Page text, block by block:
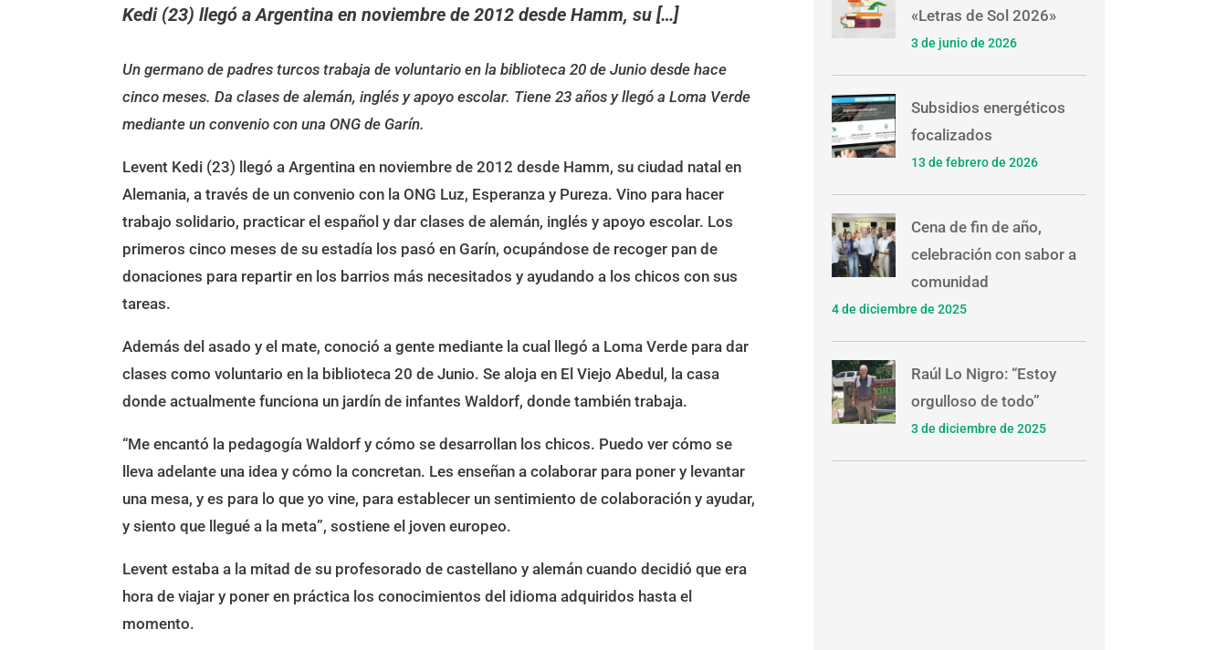
Kedi (23) llegó a Argentina en noviembre de 2012 desde Hamm, su […]
Un germano de padres turcos trabaja de voluntario en la biblioteca 20 de Junio desde hace
cinco meses. Da clases de alemán, inglés y apoyo escolar. Tiene 23 años y llegó a Loma Verde
mediante un convenio con una ONG de Garín.
Levent Kedi (23) llegó a Argentina en noviembre de 2012 desde Hamm, su ciudad natal en
Alemania, a través de un convenio con la ONG Luz, Esperanza y Pureza. Vino para hacer
trabajo solidario, practicar el español y dar clases de alemán, inglés y apoyo escolar. Los
primeros cinco meses de su estadía los pasó en Garín, ocupándose de recoger pan de
donaciones para repartir en los barrios más necesitados y ayudando a los chicos con sus
tareas.
Además del asado y el mate, conoció a gente mediante la cual llegó a Loma Verde para dar
clases como voluntario en la biblioteca 20 de Junio. Se aloja en El Viejo Abedul, la casa
donde actualmente funciona un jardín de infantes Waldorf, donde también trabaja.
“Me encantó la pedagogía Waldorf y cómo se desarrollan los chicos. Puedo ver cómo se
lleva adelante una idea y cómo la concretan. Les enseñan a colaborar para poner y levantar
una mesa, y es para lo que yo vine, para establecer un sentimiento de colaboración y ayudar,
y siento que llegué a la meta”, sostiene el joven europeo.
Levent estaba a la mitad de su profesorado de castellano y alemán cuando decidió que era
hora de viajar y poner en práctica los conocimientos del idioma adquiridos hasta el
momento.
«Letras de Sol 2026»
3 de junio de 2026
Subsidios energéticos
focalizados
13 de febrero de 2026
Cena de fin de año,
celebración con sabor a
comunidad
4 de diciembre de 2025
Raúl Lo Nigro: “Estoy
orgulloso de todo”
3 de diciembre de 2025